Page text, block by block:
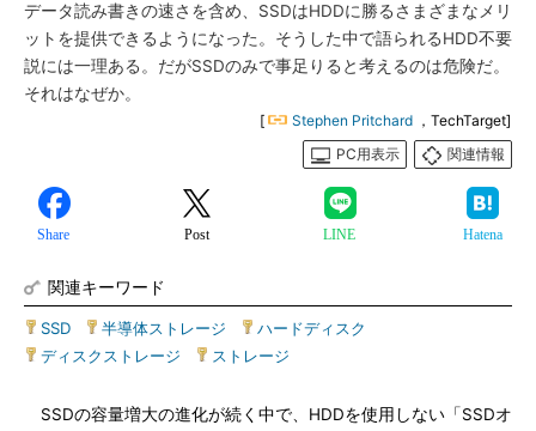
データ読み書きの速さを含め、SSDはHDDに勝るさまざまなメリ
ットを提供できるようになった。そうした中で語られるHDD不要
説には一理ある。だがSSDのみで事足りると考えるのは危険だ。
それはなぜか。
[ Stephen Pritchard ，TechTarget]
PC用表示
関連情報
Share Post LINE Hatena
関連キーワード
SSD 半導体ストレージ ハードディスク
ディスクストレージ
ストレージ
SSDの容量増大の進化が続く中で、HDDを使用しない「SSDオ